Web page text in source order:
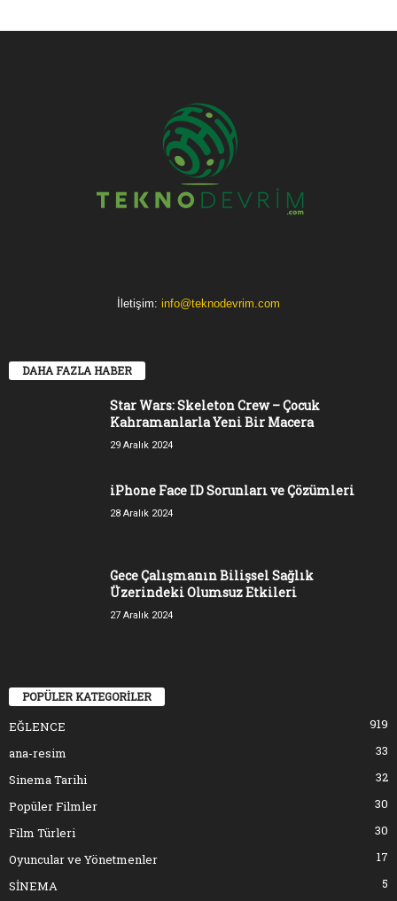
İletişim: info@teknodevrim.com
DAHA FAZLA HABER
Star Wars: Skeleton Crew – Çocuk
Kahramanlarla Yeni Bir Macera
29 Aralık 2024
iPhone Face ID Sorunları ve Çözümleri
28 Aralık 2024
Gece Çalışmanın Bilişsel Sağlık
Üzerindeki Olumsuz Etkileri
27 Aralık 2024
POPÜLER KATEGORİLER
EĞLENCE
919
ana-resim
33
Sinema Tarihi
32
Popüler Filmler
30
Film Türleri
30
Oyuncular ve Yönetmenler
17
SİNEMA
5